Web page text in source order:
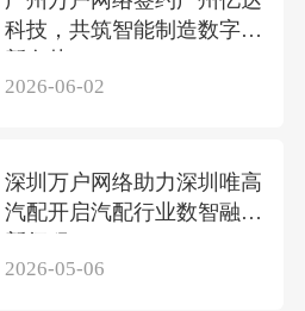
科技，共筑智能制造数字化
新名片
2026-06-02
深圳万户网络助力深圳唯高
汽配开启汽配行业数智融合
新征程
2026-05-06